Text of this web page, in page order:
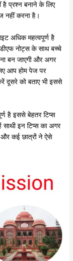
है प्रश्न बनाने के लिए
नहीं करना है।
अधिक महत्वपूर्ण है
नोट्स के साथ बच्चे
बन जाएगी और अगर
आप होम पेज पर
दूसरे को बताए भी इससे
है इससे बेहतर टिप्स
इन टिप्स का अगर
कई छात्रों ने ऐसे